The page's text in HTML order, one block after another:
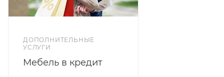
ДОПОЛНИТЕЛЬНЫЕ
УСЛУГИ
Мебель в кредит